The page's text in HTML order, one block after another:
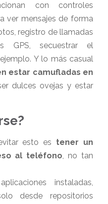
con controles
ver mensajes de forma
registro de llamadas
GPS, secuestrar el
Y lo más casual
estar camufladas en
dulces ovejas y estar
esto es tener un
al teléfono, no tan
instaladas,
desde repositorios